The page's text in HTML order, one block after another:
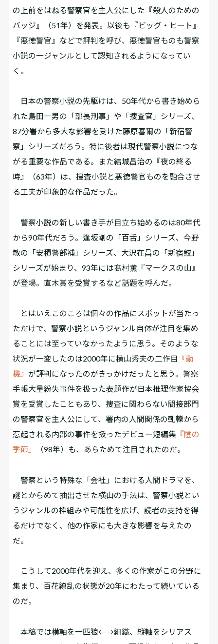
の上前をはねる警察官を主人公にした『殺人のための
バッジ』（51年）を発表。以後も『ビッグ・ヒート』
『悪徳警官』などで評判を呼び、悪徳警官ものも警察
小説の一ジャンルとして認知されるようになってい
く。
日本の警察小説の先駆けは、50年代から書き始めら
れた島田一男の「部長刑事」や「捜査官」シリーズ、
87分署から多大な影響を受けた藤原審爾の「新宿警
察」シリーズだろう。特に後者は現代警察小説につな
がる重要な作品である。また結城昌治の『夜の終る
時』（63年）は、捜査小説と悪徳警官ものを融合させ
る工夫が印象的な作品だった。
警察小説の新しい書き手が目立ち始めるのは80年代
から90年代だろう。逢坂剛の「百舌」シリーズ、今野
敏の「安積警部補」シリーズ、大沢在昌の「新宿鮫」
シリーズが始まり、93年には髙村薫『マークスの山』
が登場。直木賞を受賞するなど話題を呼んだ。
とはいえこのころは個々の作品にスポットが当たっ
ただけで、警察小説というジャンル自体が注目を集め
ることには至っていなかったように思う。そのような
状況が一変したのは2000年に横山秀夫の二作目 『動
機』が評判になったのがきっかけだったと思う。警察
手帳大量紛失事件を扱った表題作が日本推理作家協会
賞を受賞したこともあり、捜査に関わらない間接部門
の警察官を主人公にして、署内の人間関係の軋轢から
惹起される内部の事件を扱ったデビュー短編集 『陰の
季節』
（98年）も、あらためて注目されたのだ。
警察という特殊な「会社」における人間ドラマを、
謎とからめて抽出させた横山の手法は、警察小説とい
うジャンルの枠組みや可能性を広げ、読者の支持を得
るだけでなく、他の作家にも大きな影響を与えたの
だ。
こうして2000年代を迎え、多くの作家がこの分野に
集まり、百花繚乱の状態が20年にわたって続いている
のだ。
本稿では横軸を一匹狼←→組織、縦軸をシリアス